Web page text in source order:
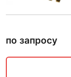
по запросу